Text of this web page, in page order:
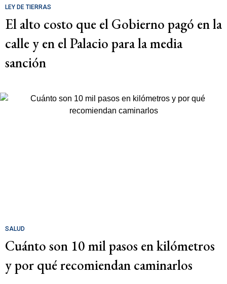
LEY DE TIERRAS
El alto costo que el Gobierno pagó en la
calle y en el Palacio para la media
sanción
SALUD
Cuánto son 10 mil pasos en kilómetros
y por qué recomiendan caminarlos